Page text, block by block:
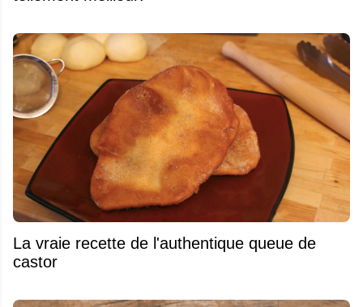
La vraie recette de l'authentique queue de
castor